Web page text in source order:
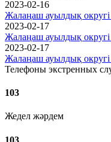
2023-02-16
Жалаңаш ауылдық округі
2023-02-17
Жалаңаш ауылдық округі
2023-02-17
Жалаңаш ауылдық округі
Телефоны экстренных
103
Жедел жәрдем
103